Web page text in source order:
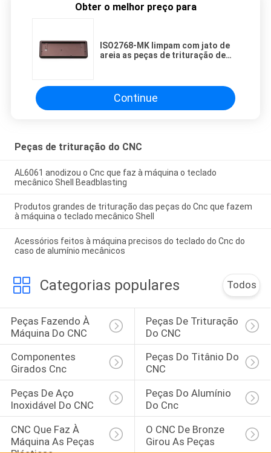
Obter o melhor preço para
ISO2768-MK limpam com jato de
areia as peças de trituração de
CNC
Continue
Peças de trituração do CNC
AL6061 anodizou o Cnc que faz à máquina o teclado
mecânico Shell Beadblasting
Produtos grandes de trituração das peças do Cnc que fazem
à máquina o teclado mecânico Shell
Acessórios feitos à máquina precisos do teclado do Cnc do
caso de alumínio mecânicos
Categorias populares Todos
Peças Fazendo À
Máquina Do CNC
Peças De Trituração
Do CNC
Componentes
Girados Cnc
Peças Do Titânio Do
CNC
Peças De Aço
Inoxidável Do CNC
Peças Do Alumínio
Do Cnc
CNC Que Faz À
Máquina As Peças
O CNC De Bronze
Girou As Peças